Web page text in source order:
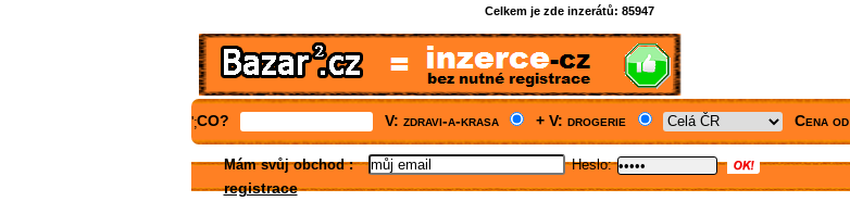
Celkem je zde inzerátů: 85947
';CO? V: zdravi-a-krasa + V: drogerie Cena od
Mám svůj obchod: Heslo:
registrace